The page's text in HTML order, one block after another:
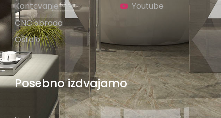
Kantovanje
CNC obrada
Ostalo
Youtube
Posebno izdvajamo